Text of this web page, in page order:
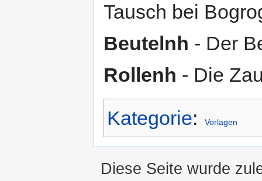
Tausch bei
Beutelnh - Der
Rollenh - Die
Kategorie: Vorlagen
Diese Seite wurde